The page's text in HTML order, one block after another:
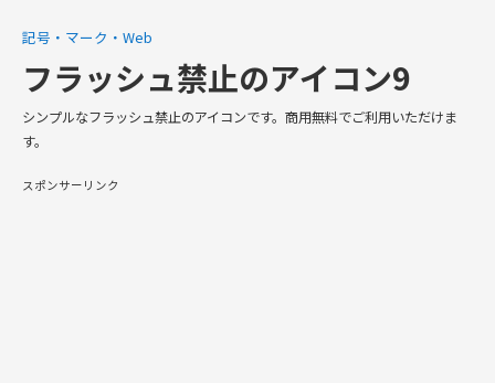
記号・マーク・Web
フラッシュ禁止のアイコン9
シンプルなフラッシュ禁止のアイコンです。商用無料でご利用いただけま
す。
スポンサーリンク